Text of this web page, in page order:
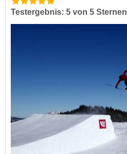
Testergebnis: 5 von 5 Sternen